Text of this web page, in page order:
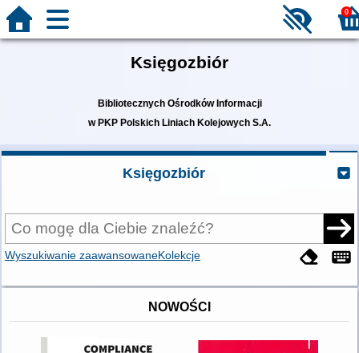
0
Księgozbiór
Bibliotecznych Ośrodków Informacji
w PKP Polskich Liniach Kolejowych S.A.
Księgozbiór
Wyszukiwanie zaawansowaneKolekcje
NOWOŚCI